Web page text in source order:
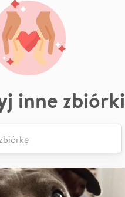
inne zbiórki